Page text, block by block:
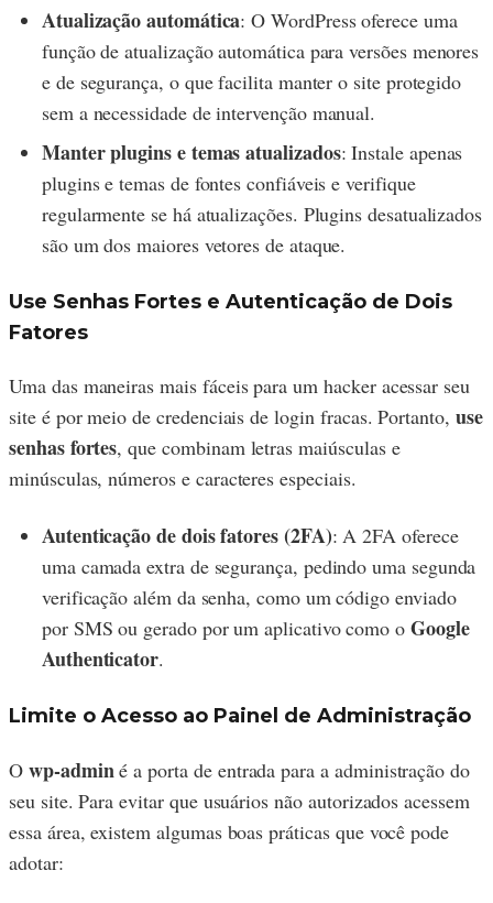
Atualização automática: O WordPress oferece uma
função de atualização automática para versões menores
e de segurança, o que facilita manter o site protegido
sem a necessidade de intervenção manual.
Manter plugins e temas atualizados: Instale apenas
plugins e temas de fontes confiáveis e verifique
regularmente se há atualizações. Plugins desatualizados
são um dos maiores vetores de ataque.
Use Senhas Fortes e Autenticação de Dois
Fatores
Uma das maneiras mais fáceis para um hacker acessar seu
site é por meio de credenciais de login fracas. Portanto, use
senhas fortes, que combinam letras maiúsculas e
minúsculas, números e caracteres especiais.
Autenticação de dois fatores (2FA): A 2FA oferece
uma camada extra de segurança, pedindo uma segunda
verificação além da senha, como um código enviado
por SMS ou gerado por um aplicativo como o Google
Authenticator.
Limite o Acesso ao Painel de Administração
O wp-adminé a porta de entrada para a administração do
seu site. Para evitar que usuários não autorizados acessem
essa área, existem algumas boas práticas que você pode
adotar: